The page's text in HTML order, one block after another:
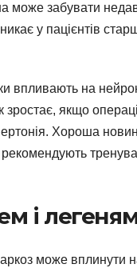
може забувати
у пацієнтів
впливають на
зростає, якщо
Хороша
і
може вплинути